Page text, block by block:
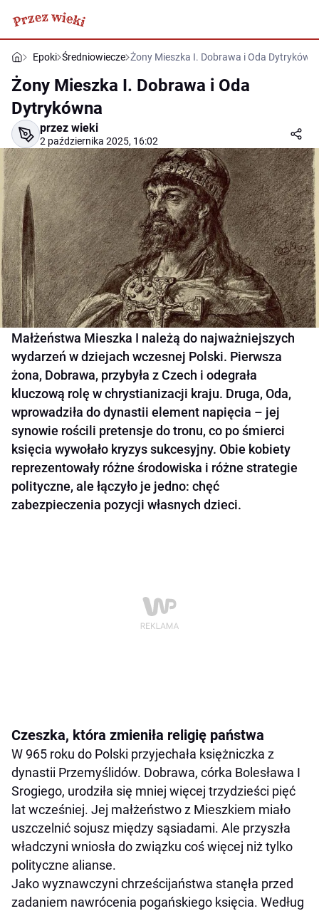
Epoki Średniowiecze Żony Mieszka I. Dobrawa i Oda
Żony Mieszka I. Dobrawa i Oda
Dytrykówna
przez wieki
2 października 2025, 16:02
Małżeństwa Mieszka I należą do najważniejszych
wydarzeń w dziejach wczesnej Polski. Pierwsza
żona, Dobrawa, przybyła z Czech i odegrała
kluczową rolę w chrystianizacji kraju. Druga, Oda,
wprowadziła do dynastii element napięcia – jej
synowie rościli pretensje do tronu, co po śmierci
księcia wywołało kryzys sukcesyjny. Obie kobiety
reprezentowały różne środowiska i różne strategie
polityczne, ale łączyło je jedno: chęć
zabezpieczenia pozycji własnych dzieci.
Czeszka, która zmieniła religię państwa
W 965 roku do Polski przyjechała księżniczka z
dynastii Przemyślidów. Dobrawa, córka Bolesława I
Srogiego, urodziła się mniej więcej trzydzieści pięć
lat wcześniej. Jej małżeństwo z Mieszkiem miało
uszczelnić sojusz między sąsiadami. Ale przyszła
władczyni wniosła do związku coś więcej niż tylko
polityczne alianse.
Jako wyznawczyni chrześcijaństwa stanęła przed
zadaniem nawrócenia pogańskiego księcia. Według